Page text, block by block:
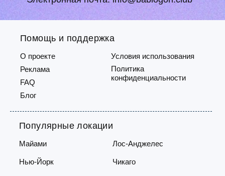
Популярные локации
Майами Лос-Анджелес
Нью-Йорк Чикаго
Помощь и поддержка
О проекте
Реклама
FAQ
Блог
Условия использования
Политика
конфиденциальности